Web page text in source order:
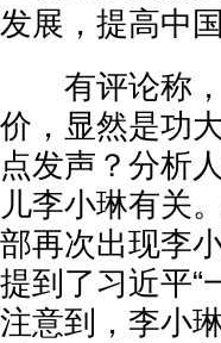
发展，提高中
有评论称，
价，显然是功
点发声？分析
儿李小琳有关
部再次出现李
提到了习近平“
注意到，李小